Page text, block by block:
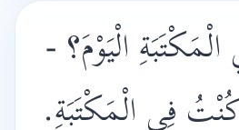
الْيَوْمَ؟ -
كُنْتُ فِي الْمَكْتَبَةِ.